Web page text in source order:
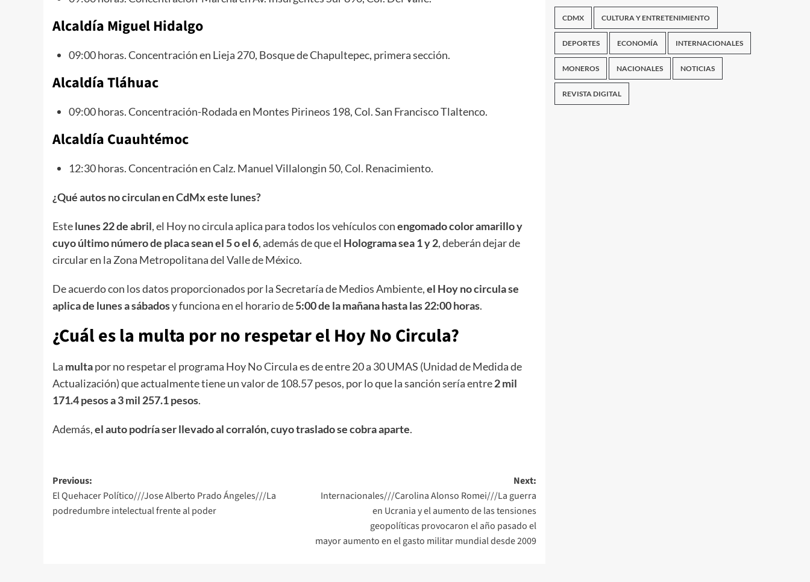
Alcaldía Miguel Hidalgo
09:00 horas. Concentración en Lieja 270, Bosque de Chapultepec, primera sección.
Alcaldía Tláhuac
09:00 horas. Concentración-Rodada en Montes Pirineos 198, Col. San Francisco Tlaltenco.
Alcaldía Cuauhtémoc
12:30 horas. Concentración en Calz. Manuel Villalongin 50, Col. Renacimiento.
¿Qué autos no circulan en CdMx este lunes?
Estelunes 22 de abril, el Hoy no circula aplica para todos los vehículos conengomado color amarillo y
cuyo último número de placa sean el 5 o el 6, además de que el Holograma sea 1 y 2, deberán dejar de
circular en la Zona Metropolitana del Valle de México.
De acuerdo con los datos proporcionados por la Secretaría de Medios Ambiente,el Hoy no circula se
aplica de lunes a sábadosy funciona en el horario de5:00 de la mañana hasta las 22:00 horas.
¿Cuál es la multa por no respetar el Hoy No Circula?
La multapor no respetar el programa Hoy No Circula es de entre 20 a 30 UMAS (Unidad de Medida de
Actualización) que actualmente tiene un valor de 108.57 pesos, por lo que la sanción sería entre2 mil
171.4 pesos a 3 mil 257.1 pesos.
Además,el auto podría ser llevado al corralón, cuyo traslado se cobra aparte.
Post
navigation
Previous:
El Quehacer Político///Jose Alberto Prado Ángeles///La
podredumbre intelectual frente al poder
Next:
Internacionales///Carolina Alonso Romei///La guerra
en Ucrania y el aumento de las tensiones
geopolíticas provocaron el año pasado el
mayor aumento en el gasto militar mundial desde 2009
CDMX CULTURA Y ENTRETENIMIENTO
DEPORTES ECONOMÍA INTERNACIONALES
MONEROS NACIONALES NOTICIAS
REVISTA DIGITAL